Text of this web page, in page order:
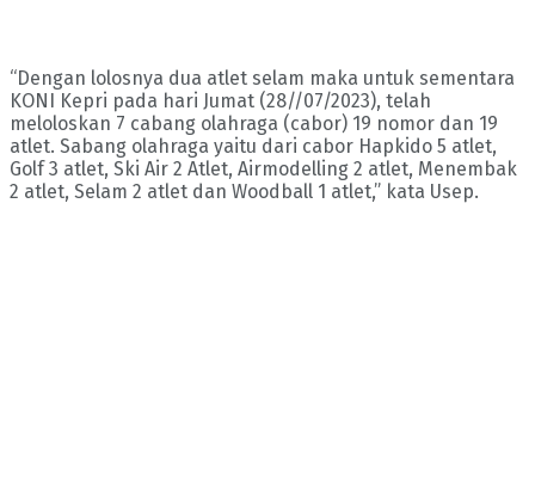
“Dengan lolosnya dua atlet selam maka untuk sementara
KONI Kepri pada hari Jumat (28//07/2023), telah
meloloskan 7 cabang olahraga (cabor) 19 nomor dan 19
atlet. Sabang olahraga yaitu dari cabor Hapkido 5 atlet,
Golf 3 atlet, Ski Air 2 Atlet, Airmodelling 2 atlet, Menembak
2 atlet, Selam 2 atlet dan Woodball 1 atlet,” kata Usep.